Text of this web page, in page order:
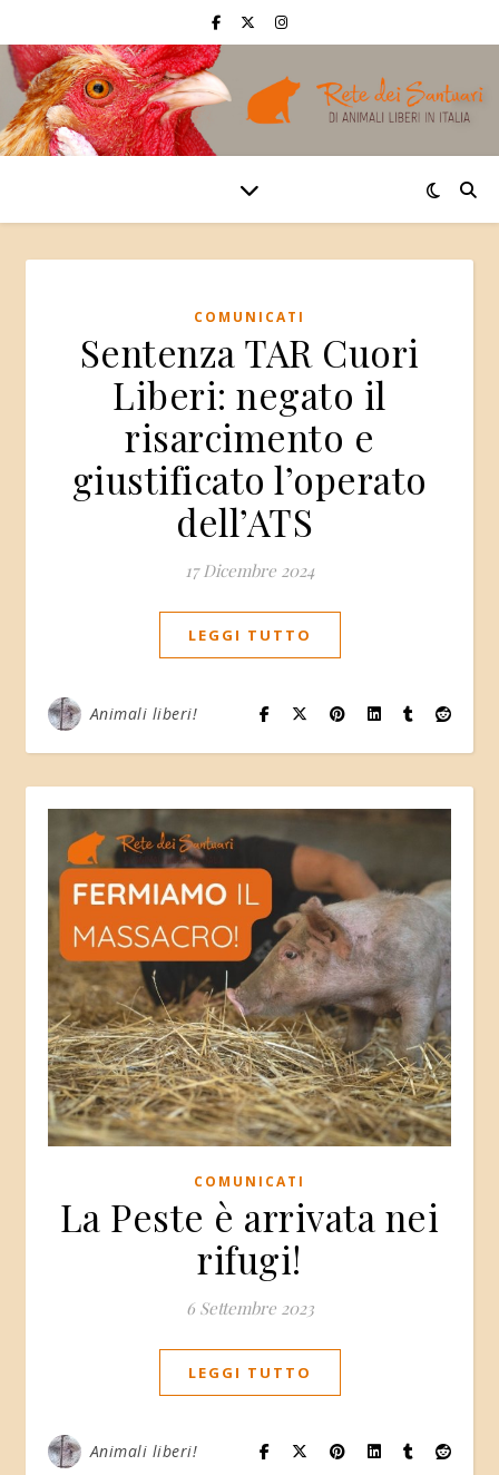
COMUNICATI
Sentenza TAR Cuori
Liberi: negato il
risarcimento e
giustificato l’operato
dell’ATS
17 Dicembre 2024
LEGGI TUTTO
Animali liberi!
COMUNICATI
La Peste è arrivata nei
rifugi!
6 Settembre 2023
LEGGI TUTTO
Animali liberi!